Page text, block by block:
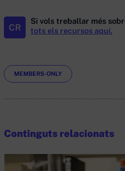
CR
Si vols treballar més
tots els recursos aquí.
Etiquetes
MEMBERS-ONLY
Continguts relacionats